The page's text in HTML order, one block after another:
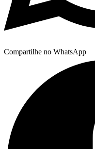
Compartilhe no WhatsApp